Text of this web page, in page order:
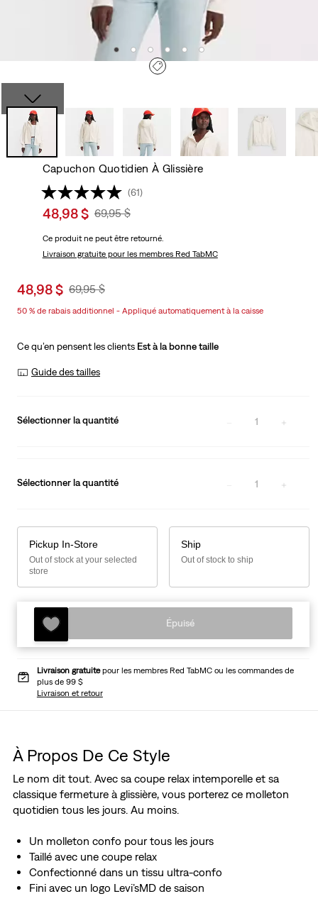
Capuchon Quotidien À Glissière
(61)
Sale
is
48,98 $ Original
Was
69,95 $
Ce produit ne peut être retourné.
Livraison gratuitepour les membres Red TabMC
Sale
is
48,98 $ Original
69,95 $
50 % de rabais additionnel - Appliqué automatiquement à la caisse
Ce qu’en pensent les clients Est à la bonne taille
Guide des tailles
Sélectionner la quantité 1
Sélectionner la quantité 1
Pickup In-Store
Out of stock at your selected
store
Ship
Out of stock to ship
Épuisé
Livraison gratuitepour les membres Red TabMC ou les commandes de
plus de 99 $
Livraison et retour
À Propos De Ce Style
Le nom dit tout. Avec sa coupe relax intemporelle et sa
classique fermeture à glissière, vous porterez ce molleton
quotidien tous les jours. Au moins.
Un molleton confo pour tous les jours
Taillé avec une coupe relax
Confectionné dans un tissu ultra-confo
Fini avec un logo Levi’sMD de saison